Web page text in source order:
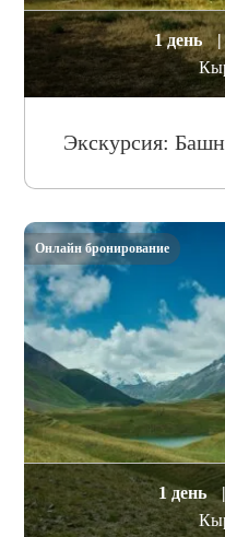
1 день |
Экскурсия:
1 день |
Онлайн бронирование